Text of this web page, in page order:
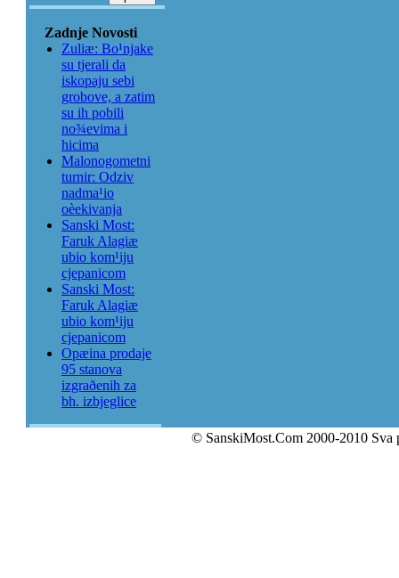
Zadnje Novosti
Zuliæ: Bo¹njake
su tjerali da
iskopaju sebi
grobove, a zatim
su ih pobili
no¾evima i
hicima
Malonogometni
turnir: Odziv
nadma¹io
oèekivanja
Sanski Most:
Faruk Alagiæ
ubio kom¹iju
cjepanicom
Sanski Most:
Faruk Alagiæ
ubio kom¹iju
cjepanicom
Opæina prodaje
95 stanova
izgraðenih za
bh. izbjeglice
© SanskiMost.Com 2000-2010